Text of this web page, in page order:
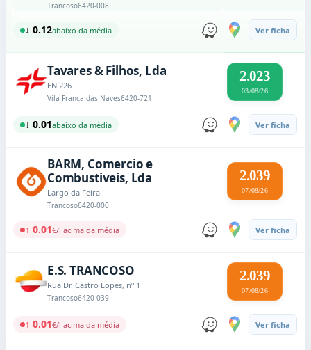
Trancoso6420-008
↓ 0.12abaixo da média Ver ficha
Tavares & Filhos, Lda
EN 226
Vila Franca das Naves6420-721
2.023
03/08/26
↓ 0.01abaixo da média Ver ficha
BARM, Comercio e
Combustiveis, Lda
Largo da Feira
Trancoso6420-000
2.039
07/08/26
↑ 0.01€/l acima da média Ver ficha
E.S. TRANCOSO
Rua Dr. Castro Lopes, nº 1
Trancoso6420-039
2.039
07/08/26
↑ 0.01€/l acima da média Ver ficha